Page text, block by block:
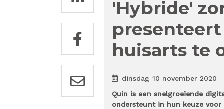
'Hybride'
huisarts te
dinsdag 10 november 2020
Quin is een snelgroeiende
ondersteunt in hun keuze